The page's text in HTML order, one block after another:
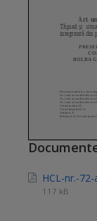
HCL-nr.-
117 kB